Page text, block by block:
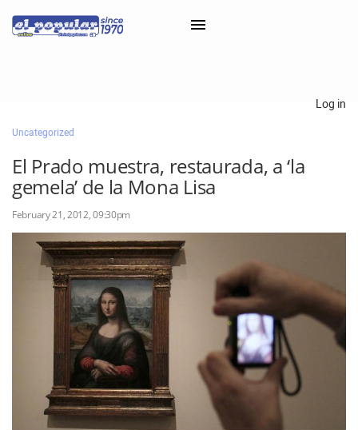
Classifieds
Categorías
Iniciar sesión con Clascal
Log in
Uncategorized
El Prado muestra, restaurada, a ‘la
gemela’ de la Mona Lisa
February 21, 2012, 09:30pm